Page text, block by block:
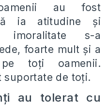
au fost
ia atitudine și
imoralitate s-a
foarte mult și a
toți oamenii.
suportate de toți.
au tolerat cu